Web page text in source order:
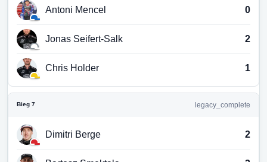
Antoni Mencel 0
Jonas Seifert-Salk 2
Chris Holder 1
Bieg 7 legacy_complete
Dimitri Berge 2